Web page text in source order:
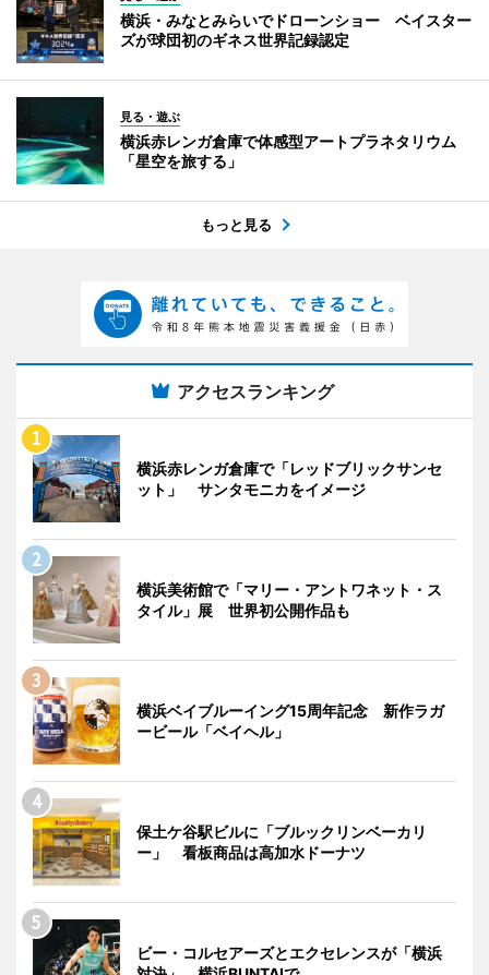
横浜・みなとみらいでドローンショー ベイスター
ズが球団初のギネス世界記録認定
見る・遊ぶ
横浜赤レンガ倉庫で体感型アートプラネタリウム
「星空を旅する」
もっと見る
アクセスランキング
横浜赤レンガ倉庫で「レッドブリックサンセ
ット」 サンタモニカをイメージ
横浜美術館で「マリー・アントワネット・ス
タイル」展 世界初公開作品も
横浜ベイブルーイング15周年記念 新作ラガ
ービール「ベイヘル」
保土ケ谷駅ビルに「ブルックリンベーカリ
ー」 看板商品は高加水ドーナツ
ビー・コルセアーズとエクセレンスが「横浜